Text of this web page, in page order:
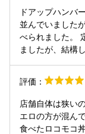
ドアップハンバ
並んでいました
べられました。
ましたが、結構
評価：
店舗自体は狭い
エロの方が混ん
食べたロコモコ